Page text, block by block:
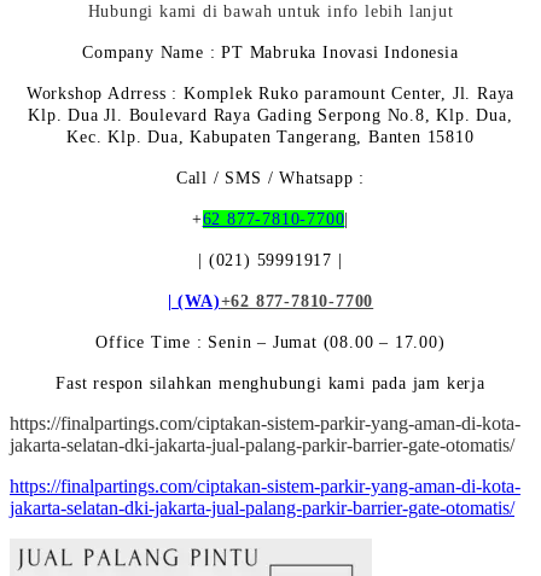
Hubungi kami di bawah untuk info lebih lanjut
Company Name : PT Mabruka Inovasi Indonesia
Workshop Adrress : Komplek Ruko paramount Center, Jl. Raya
Klp. Dua Jl. Boulevard Raya Gading Serpong No.8, Klp. Dua,
Kec. Klp. Dua, Kabupaten Tangerang, Banten 15810
Call / SMS / Whatsapp :
+62 877-7810-7700
| (021) 59991917 |
| (WA)+62 877-7810-7700
Office Time : Senin – Jumat (08.00 – 17.00)
Fast respon silahkan menghubungi kami pada jam kerja
https://finalpartings.com/ciptakan-sistem-parkir-yang-aman-di-kota-
jakarta-selatan-dki-jakarta-jual-palang-parkir-barrier-gate-otomatis/
https://finalpartings.com/ciptakan-sistem-parkir-yang-aman-di-kota-
jakarta-selatan-dki-jakarta-jual-palang-parkir-barrier-gate-otomatis/